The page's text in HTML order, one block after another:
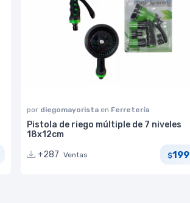
por diegomayorista en Ferretería
Pistola de riego múltiple de 7 niveles
18x12cm
+287 Ventas $199